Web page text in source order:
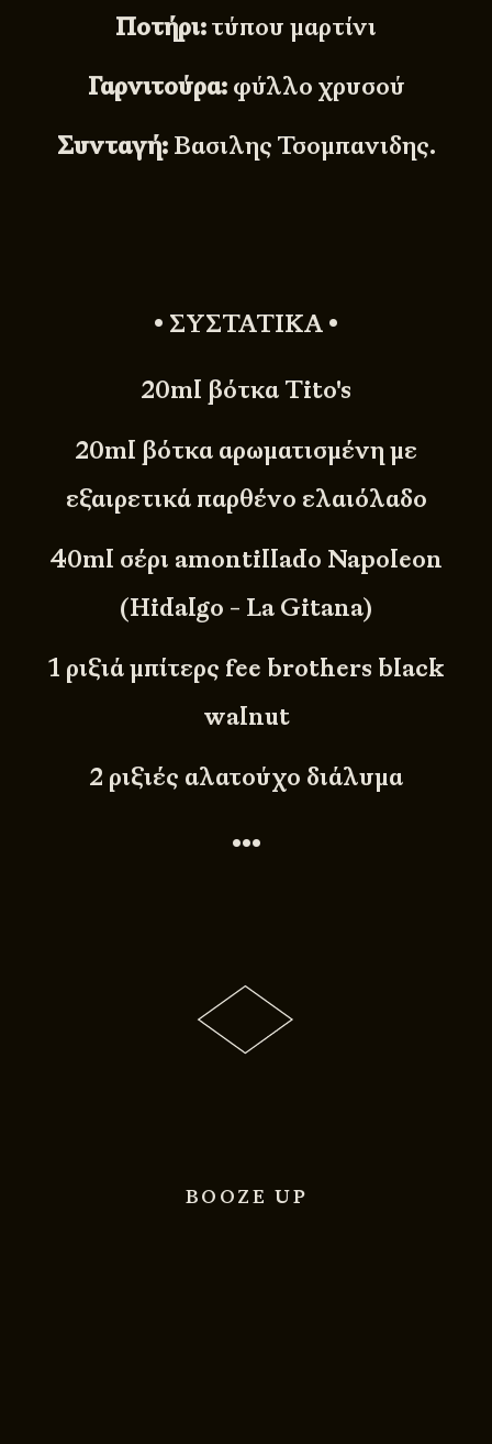
Ποτήρι:τύπου μαρτίνι
Γαρνιτούρα:φύλλο χρυσού
Συνταγή:Βασιλης Τσομπανιδης.
• ΣΥΣΤΑΤΙΚΑ •
20ml βότκα Tito's
20ml βότκα αρωματισμένη με
εξαιρετικά παρθένο ελαιόλαδο
40ml σέρι amontillado Napoleon
(Hidalgo - La Gitana)
1 ριξιά μπίτερς fee brothers black
walnut
2 ριξιές αλατούχο διάλυμα
•••
BOOZE UP